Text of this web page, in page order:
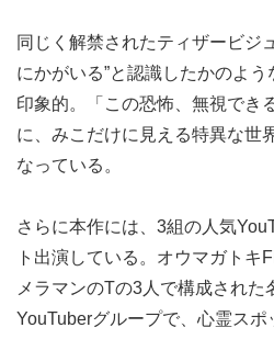
同じく解禁されたティザービジ
にかがいる”と認識したかのよ
印象的。「この恐怖、無視でき
に、みこだけに見える特異な世
なっている。
さらに本作には、3組の人気
ト出演している。オウマガトキ
メラマンのTの3人で構成された
YouTuberグループで、心霊ス